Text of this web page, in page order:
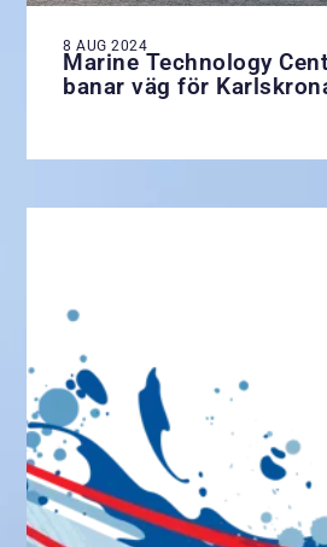
8 AUG 2024
Marine Technology
banar väg för